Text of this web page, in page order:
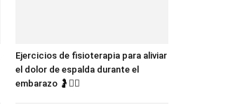
Ejercicios de fisioterapia para aliviar
el dolor de espalda durante el
embarazo 🤰🧘‍♀️